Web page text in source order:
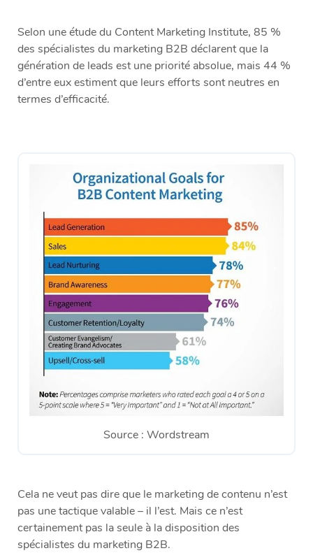
Selon une étude du Content Marketing Institute, 85 %
des spécialistes du marketing B2B déclarent que la
génération de leads est une priorité absolue, mais 44 %
d’entre eux estiment que leurs efforts sont neutres en
termes d’efficacité.
Source : Wordstream
Cela ne veut pas dire que le marketing de contenu n’est
pas une tactique valable – il l’est. Mais ce n’est
certainement pas la seule à la disposition des
spécialistes du marketing B2B.